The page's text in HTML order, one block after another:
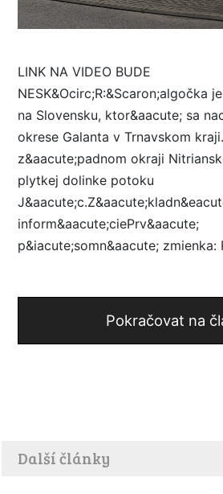
LINK NA VIDEO BUDE
NESK&Ocirc;R:&Scaron;algočka
na Slovensku, ktor&aacute; sa
okrese Galanta v Trnavskom
z&aacute;padnom okraji
plytkej dolinke potoku
inform&aacute;ciePrv&aacute;
p&iacute;somn&aacute; zmienka:
Pokračovat na
Další články